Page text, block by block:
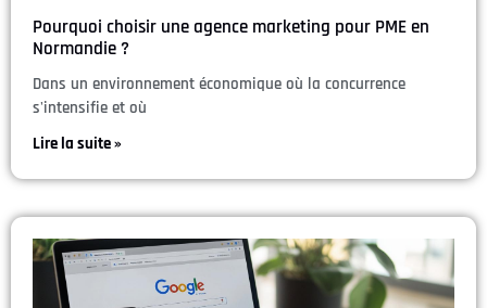
Pourquoi choisir une agence marketing pour PME en
Normandie ?
Dans un environnement économique où la concurrence
s'intensifie et où
Lire la suite »